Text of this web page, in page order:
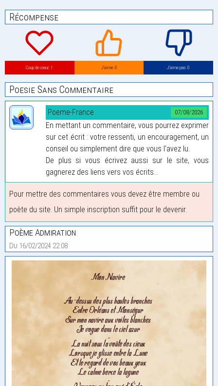
Récompense
Coup de coeur: 1 J’aime: 0 J’aime pas: 0
Poesie Sans Commentaire
07/08/2026
Poeme-France
En mettant un commentaire, vous pourrez exprimer
sur cet écrit : votre ressenti, un encouragement, un
conseil ou simplement dire que vous l'avez lu.
De plus si vous écrivez aussi sur le site, vous
gagnerez des liens vers vos écrits...
Pour mettre des commentaires vous devez être membre ou
poète du site. Un simple inscription suffit pour le devenir.
Poème Admiration
Du 16/02/2024 22:08